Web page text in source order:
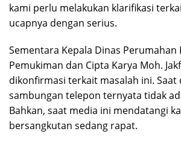
kami perlu melakukan klarifikasi
ucapnya dengan serius.
Sementara Kepala Dinas Perumahan
Pemukiman dan Cipta Karya Moh.
dikonfirmasi terkait masalah ini.
sambungan telepon ternyata tidak
Bahkan, saat media ini mendatangi
bersangkutan sedang rapat.